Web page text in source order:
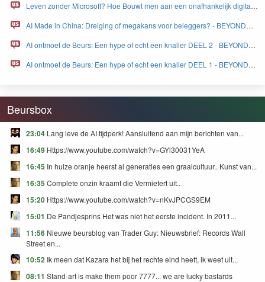
Leven zonder Microsoft? Hoe Bouwt men aan een onafhankelijk digitaal
AI Made in China: Dreiging of megakans voor beleggers? - BEYOND
AI ontmoet de Beurs: Een hype of echt een knaller DEEL 2 - BEYOND
AI ontmoet de Beurs: Een hype of echt een knaller DEEL 1 - BEYOND
Beursbox
23:04 Lang leve de AI tijdperk! Aansluitend aan mijn berichten van...
16:49 Https://www.youtube.com/watch?v=GYl30031YeA
16:45 In huize oranje heerst al generaties een graaicultuur.. Kunst van...
16:35 Complete onzin kraamt die Vermietert uit..
15:20 Https://www.youtube.com/watch?v=nKvJPCGS9EM
15:01 De Pandjesprins Het was niet het eerste incident. In 2011...
11:56 Nieuwe beursblog van Trader Guy: Nieuwsbrief: Records Wall
Street en...
10:52 Ik meen dat Kazara het bij het rechte eind heeft, ik weet uit...
08:11 Stand-art is make them poor 7777... we are lucky bastards